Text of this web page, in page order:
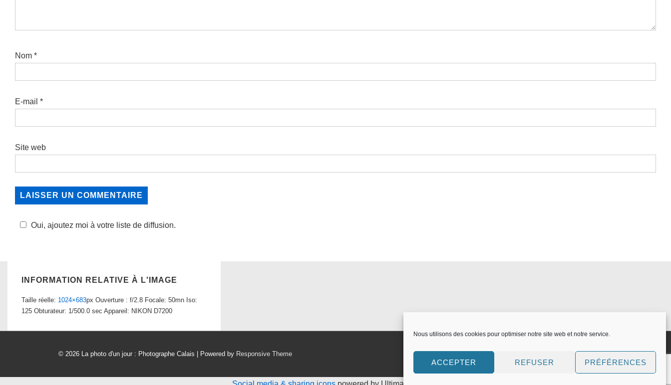
Nous utilisons des cookies pour optimiser notre site web et notre service.
ACCEPTER REFUSER PRÉFÉRENCES
Nom *
E-mail *
Site web
Oui, ajoutez moi à votre liste de diffusion.
INFORMATION RELATIVE À L'IMAGE
Taille réelle: 1024×683px Ouverture : f/2.8 Focale: 50mn Iso:
125 Obturateur: 1/500.0 sec Appareil: NIKON D7200
© 2026 La photo d'un jour : Photographe Calais | Powered by Responsive Theme